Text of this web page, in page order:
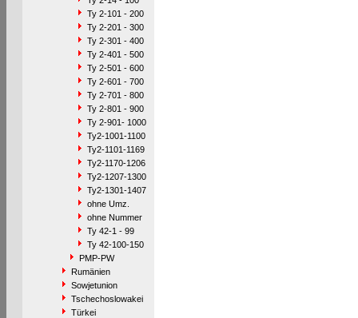
Ty 2-101 - 200
Ty 2-201 - 300
Ty 2-301 - 400
Ty 2-401 - 500
Ty 2-501 - 600
Ty 2-601 - 700
Ty 2-701 - 800
Ty 2-801 - 900
Ty 2-901- 1000
Ty2-1001-1100
Ty2-1101-1169
Ty2-1170-1206
Ty2-1207-1300
Ty2-1301-1407
ohne Umz.
ohne Nummer
Ty 42-1 - 99
Ty 42-100-150
PMP-PW
Rumänien
Sowjetunion
Tschechoslowakei
Türkei